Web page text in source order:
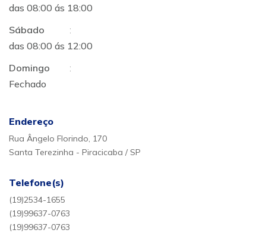
das 08:00 ás 18:00
Sábado
:
das 08:00 ás 12:00
Domingo
:
Fechado
Endereço
Rua Ângelo Florindo, 170
Santa Terezinha - Piracicaba / SP
Telefone(s)
(19)2534-1655
(19)99637-0763
(19)99637-0763